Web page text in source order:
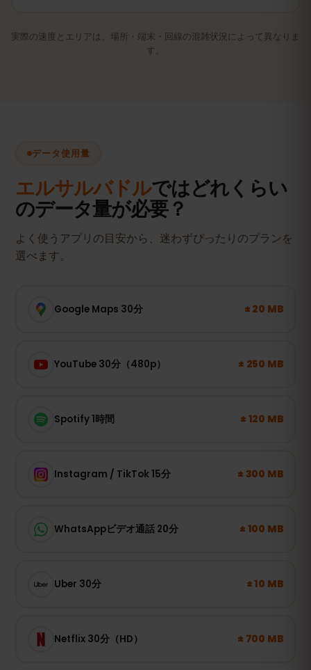
実際の速度とエリアは、場所・端末・回線の混雑状況によって異なりま
す。
データ使用量
エルサルバドルではどれくらい
のデータ量が必要？
よく使うアプリの目安から、迷わずぴったりのプランを
選べます。
Google Maps 30分 ± 20 MB
YouTube 30分（480p） ± 250 MB
Spotify 1時間 ± 120 MB
Instagram / TikTok 15分 ± 300 MB
WhatsAppビデオ通話 20分 ± 100 MB
Uber 30分 ± 10 MB
Netflix 30分（HD） ± 700 MB